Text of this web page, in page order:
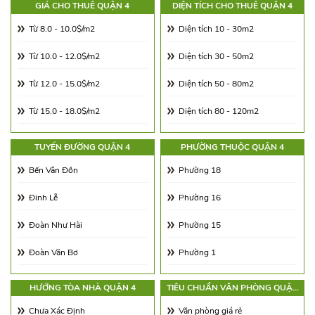
GIÁ CHO THUÊ QUẬN 4
Từ 8.0 - 10.0$/m2
Từ 10.0 - 12.0$/m2
Từ 12.0 - 15.0$/m2
Từ 15.0 - 18.0$/m2
Từ 18.0 - 21.0$/m2
Từ 21.0 - 25.0$/m2
Từ 25.0 - 30.0$/m2
Từ 30.0 - 65.0$/m2
Từ 65.00 - 100.00$/m2
DIỆN TÍCH CHO THUÊ QUẬN 4
Diện tích 10 - 30m2
Diện tích 30 - 50m2
Diện tích 50 - 80m2
Diện tích 80 - 120m2
Diện tích 120 - 180m2
Diện tích 180 - 250m2
Diện tích 250 - 350m2
Diện tích 350 - 500m2
Trên 500m2
TUYẾN ĐƯỜNG QUẬN 4
Bến Vân Đồn
Đinh Lễ
Đoàn Như Hài
Đoàn Văn Bơ
Hoàng Diệu
Khánh Hội
PHƯỜNG THUỘC QUẬN 4
Phường 18
Phường 16
Phường 15
Phường 1
Phường 2
Phường 3
HƯỚNG TÒA NHÀ QUẬN 4
Chưa Xác Định
TIÊU CHUẨN VĂN PHÒNG QUẬN
Văn phòng giá rẻ